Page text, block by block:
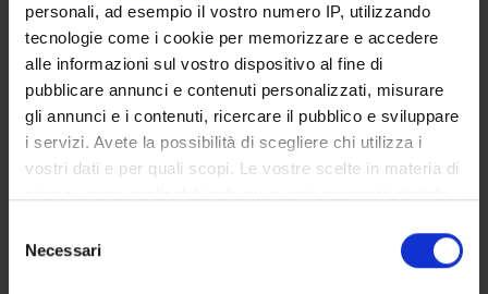
personali, ad esempio il vostro numero IP, utilizzando
tecnologie come i cookie per memorizzare e accedere
alle informazioni sul vostro dispositivo al fine di
pubblicare annunci e contenuti personalizzati, misurare
gli annunci e i contenuti, ricercare il pubblico e sviluppare
i servizi. Avete la possibilità di scegliere chi utilizza i
vostri dati e per quali scopi. Le vostre scelte in materia di
modificare o revocare il proprio consenso in qualsiasi
momento dalla Dichiarazione sui cookie o facendo clic
delNecessari
Francesca Dalle Pezze
Associate Professor
RESEARCH AREAS INVOLVED IN THE PROJECT
Lingua e linguistica spagnola
Lexicografía y lexicología
Lingua e linguistica spagnola